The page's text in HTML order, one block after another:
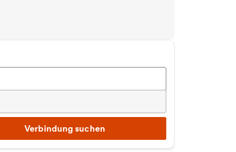
Verbindung suchen